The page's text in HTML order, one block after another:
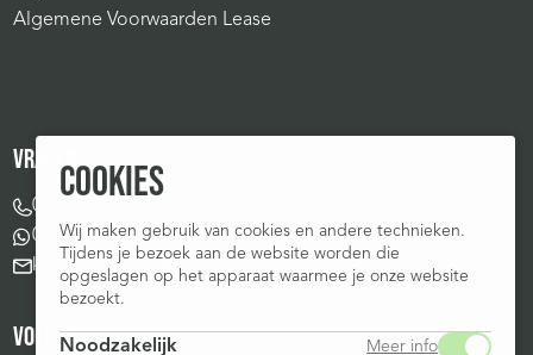
Algemene Voorwaarden Lease
VRAGEN?
075-207 1075
075-207 1075
klantenservice@leasecomfort.nl
VOLG ONS OP:
COOKIES
Wij maken gebruik van cookies en andere technieken.
Tijdens je bezoek aan de website worden die
opgeslagen op het apparaat waarmee je onze website
bezoekt.
Noodzakelijk Meer info